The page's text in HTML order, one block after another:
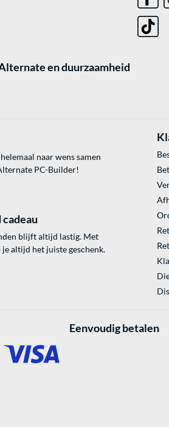
en duurzaamheid
naar wens samen
PC-Builder!
cadeau
blijft altijd lastig. Met
je altijd het juiste geschenk.
Eenvoudig betalen